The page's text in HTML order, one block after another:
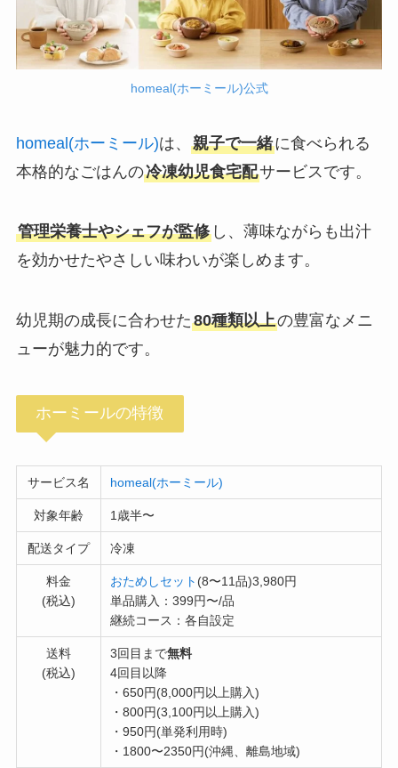
homeal(ホーミール)公式
homeal(ホーミール)は、 親子で一緒に食べられる
本格的なごはんの冷凍幼児食宅配サービスです。
管理栄養士やシェフが監修し、薄味ながらも出汁
を効かせたやさしい味わいが楽しめます。
幼児期の成長に合わせた80種類以上の豊富なメニ
ューが魅力的です。
ホーミールの特徴
サービス名 homeal(ホーミール)
対象年齢 1歳半〜
配送タイプ 冷凍
料金
(税込)
おためしセット (8〜11品)3,980円
単品購入：399円〜/品
継続コース：各自設定
送料
(税込)
3回目まで無料
4回目以降
・650円(8,000円以上購入)
・800円(3,100円以上購入)
・950円(単発利用時)
・1800〜2350円(沖縄、離島地域)